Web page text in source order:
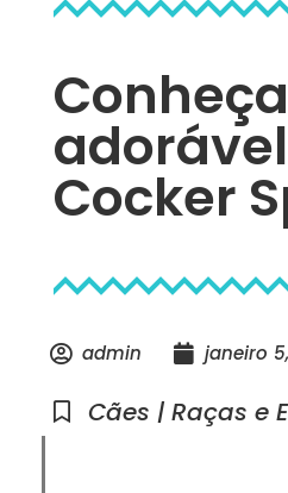
adorável
Cocker
admin janeiro
Cães | Raças e